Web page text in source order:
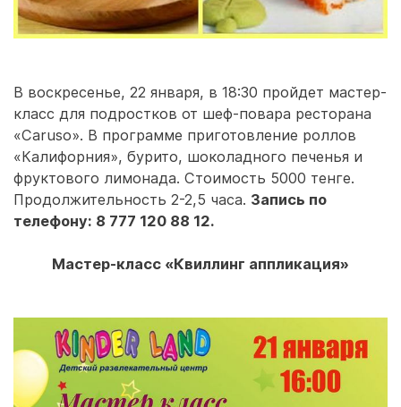
В воскресенье, 22 января, в 18:30 пройдет мастер-
класс для подростков от шеф-повара ресторана
«Caruso». В программе приготовление роллов
«Калифорния», бурито, шоколадного печенья и
фруктового лимонада. Стоимость 5000 тенге.
Продолжительность 2-2,5 часа. Запись по
телефону: 8 777 120 88 12.
Мастер-класс «Квиллинг аппликация»